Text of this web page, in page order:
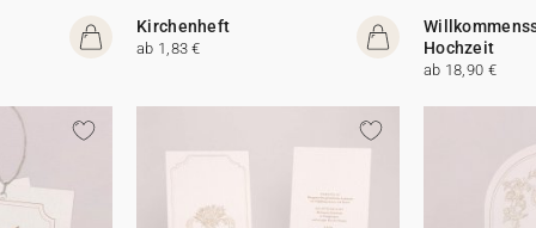
Kirchenheft
ab 1,83 €
Hochzeit
ab 18,90 €